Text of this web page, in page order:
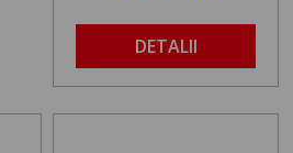
DETALII